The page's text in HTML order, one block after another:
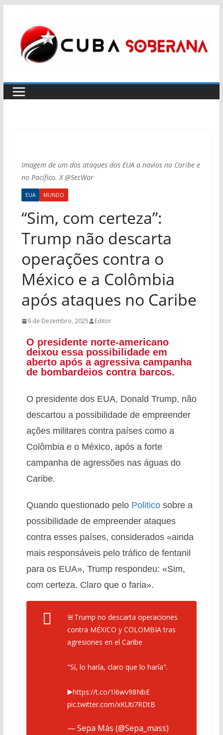
Imagem de um dos ataques dos EUA a navios no Caribe e
no Pacífico. X @SecWar
EUA MUNDO
“Sim, com certeza”:
Trump não descarta
operações contra o
México e a Colômbia
após ataques no Caribe
9 de Dezembro, 2025 Editor
O presidente norte-americano
deixou essa possibilidade em
aberto após a agressiva campanha
de bombardeios contra barcos.
O presidente dos EUA, Donald Trump, não
descartou a possibilidade de empreender
ações militares contra países como a
Colômbia e o México, após a forte
campanha de agressões nas águas do
Caribe.
Quando questionado pelo Politicosobre a
possibilidade de empreender ataques
contra esses países, considerados «ainda
mais responsáveis pelo tráfico de fentanil
para os EUA», Trump respondeu: «Sim,
com certeza. Claro que o faria».
🚨Trump no descarta operaciones
contra MÉXICO y COLOMBIA tras
agresiones en el Caribe
"Sí, lo haría, claro que lo haría".
▶️https://t.co/1l6wv98NbE
pic.twitter.com/xKUti7RDtB
— Sepa Más (@Sepa_mass)